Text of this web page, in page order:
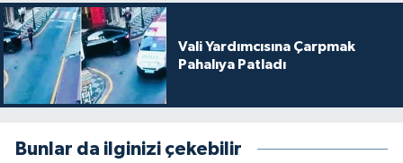
Vali Yardımcısına Çarpmak
Pahalıya Patladı
Bunlar da ilginizi çekebilir